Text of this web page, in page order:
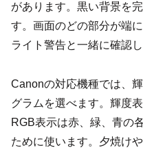
があります。黒い背景を
す。画面のどの部分が端
ライト警告と一緒に確認し
Canonの対応機種では、
グラムを選べます。輝度
RGB表示は赤、緑、青の
ために使います。夕焼け